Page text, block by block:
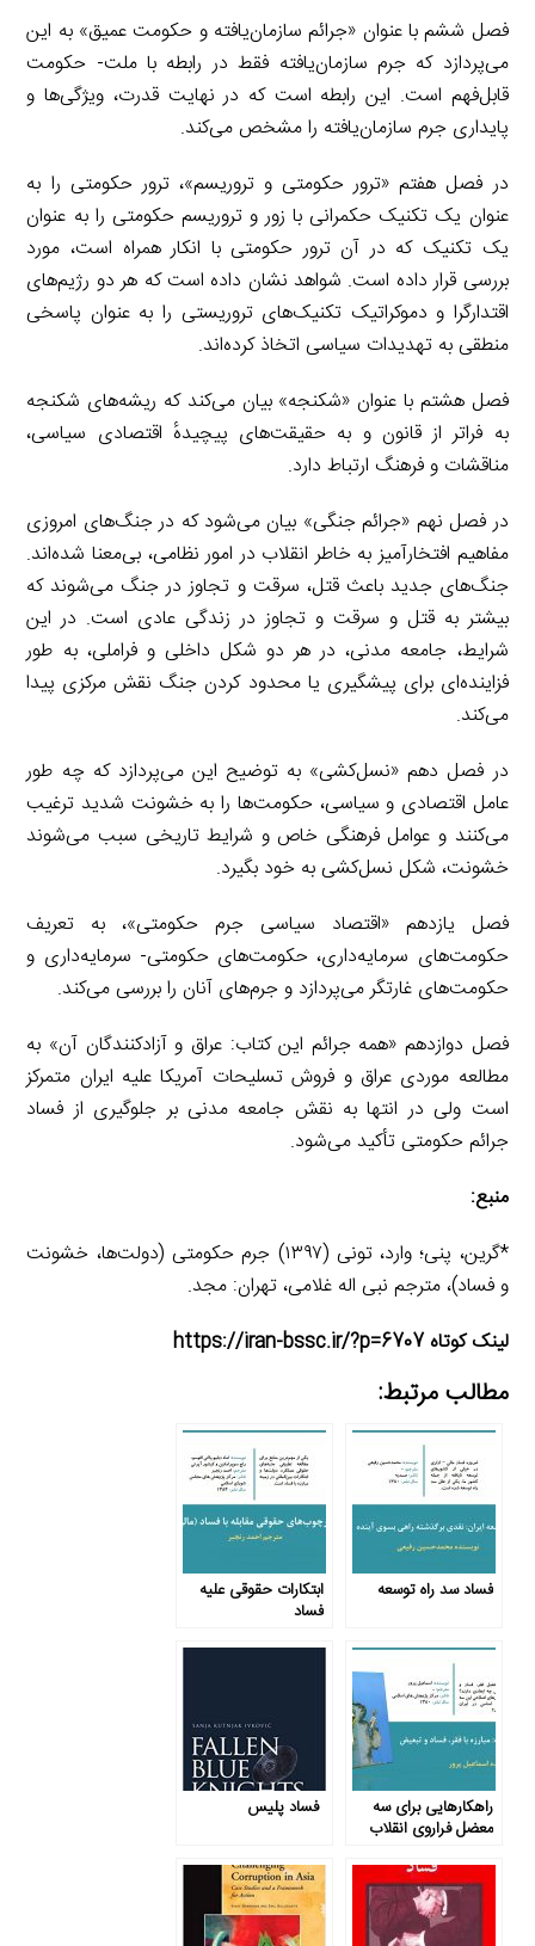
فصل ششم با عنوان «جرائم سازمان‌یافته و حکومت عمیق» به این
می‌پردازد که جرم سازمان‌یافته فقط در رابطه با ملت- حکومت
قابل‌فهم است. این رابطه است که در نهایت قدرت، ویژگی‌ها و
پایداری جرم سازمان‌یافته را مشخص می‌کند.
در فصل هفتم «ترور حکومتی و تروریسم»، ترور حکومتی را به
عنوان یک تکنیک حکمرانی با زور و تروریسم حکومتی را به عنوان
یک تکنیک که در آن ترور حکومتی با انکار همراه است، مورد
بررسی قرار داده است. شواهد نشان داده است که هر دو رژیم‌های
اقتدارگرا و دموکراتیک تکنیک‌های تروریستی را به عنوان پاسخی
منطقی به تهدیدات سیاسی اتخاذ کرده‌اند.
فصل هشتم با عنوان «شکنجه» بیان می‌کند که ریشه‌های شکنجه
به فراتر از قانون و به حقیقت‌های پیچیدهٔ اقتصادی سیاسی،
مناقشات و فرهنگ ارتباط دارد.
در فصل نهم «جرائم جنگی» بیان می‌شود که در جنگ‌های امروزی
مفاهیم افتخارآمیز به خاطر انقلاب در امور نظامی، بی‌معنا شده‌اند.
جنگ‌های جدید باعث قتل، سرقت و تجاوز در جنگ می‌شوند که
بیشتر به قتل و سرقت و تجاوز در زندگی عادی است. در این
شرایط، جامعه مدنی، در هر دو شکل داخلی و فراملی، به طور
فزاینده‌ای برای پیشگیری یا محدود کردن جنگ نقش مرکزی پیدا
می‌کند.
در فصل دهم «نسل‌کشی» به توضیح این می‌پردازد که چه طور
عامل اقتصادی و سیاسی، حکومت‌ها را به خشونت شدید ترغیب
می‌کنند و عوامل فرهنگی خاص و شرایط تاریخی سبب می‌شوند
خشونت، شکل نسل‌کشی به خود بگیرد.
فصل یازدهم «اقتصاد سیاسی جرم حکومتی»،‌ به تعریف
حکومت‌های سرمایه‌داری، حکومت‌های حکومتی- سرمایه‌داری و
حکومت‌های غارتگر می‌پردازد و جرم‌های آنان را بررسی می‌کند.
فصل دوازدهم «همه جرائم این کتاب: عراق و آزادکنندگان آن» به
مطالعه موردی عراق و فروش تسلیحات آمریکا علیه ایران متمرکز
است ولی در انتها به نقش جامعه مدنی بر جلوگیری از فساد
جرائم حکومتی تأکید می‌شود.
منبع:
*گرین، پنی؛ وارد، تونی (۱۳۹۷) جرم حکومتی (دولت‌ها، خشونت
و فساد)، مترجم نبی اله غلامی، تهران: مجد.
لینک کوتاه https://iran-bssc.ir/?p=6707
مطالب مرتبط:
فساد سد راه توسعه
ابتکارات حقوقی علیه
فساد
راهکارهایی برای سه
معضل فراروی انقلاب
فساد پلیس